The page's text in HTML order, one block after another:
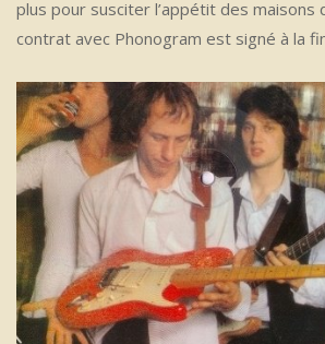
plus pour susciter l’appétit des maisons
contrat avec Phonogram est signé à la